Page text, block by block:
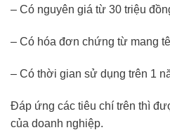
– Có nguyên giá từ 30 triệu
– Có hóa đơn chứng từ mang
– Có thời gian sử dụng trên 1
Đáp ứng các tiêu chí trên thì
của doanh nghiệp.